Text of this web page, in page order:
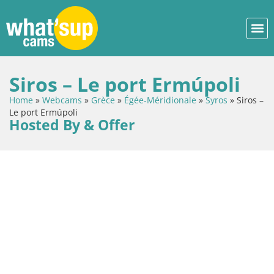
Siros – Le port Ermúpoli
Home » Webcams » Grèce » Égée-Méridionale »Syros » Siros –
Le port Ermúpoli
Hosted By & Offer